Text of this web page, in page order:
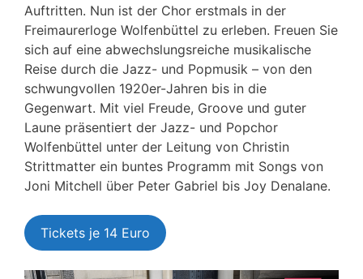
Auftritten. Nun ist der Chor erstmals in der
Freimaurerloge Wolfenbüttel zu erleben. Freuen Sie
sich auf eine abwechslungsreiche musikalische
Reise durch die Jazz- und Popmusik – von den
schwungvollen 1920er-Jahren bis in die
Gegenwart. Mit viel Freude, Groove und guter
Laune präsentiert der Jazz- und Popchor
Wolfenbüttel unter der Leitung von Christin
Strittmatter ein buntes Programm mit Songs von
Joni Mitchell über Peter Gabriel bis Joy Denalane.
Tickets je 14 Euro